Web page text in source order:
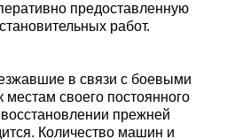
предоставленную
работ.
в связи с боевыми
местам своего постоянного
прежней
Количество машин и